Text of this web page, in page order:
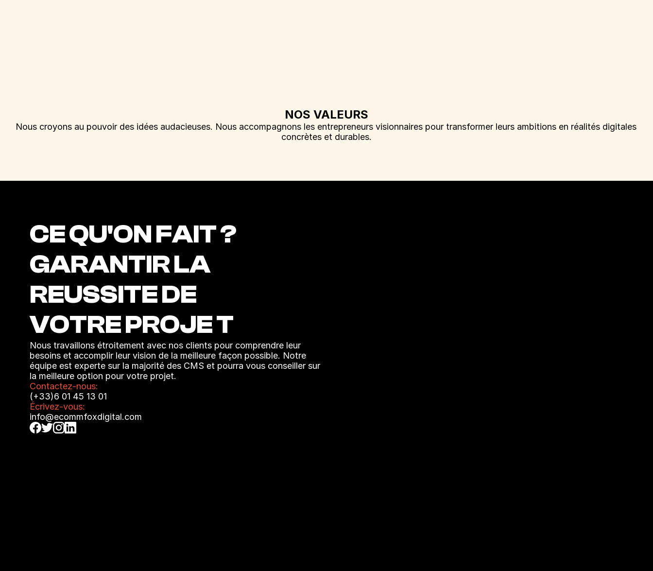
NOS VALEURS
Nous croyons au pouvoir des idées audacieuses. Nous accompagnons les entrepreneurs visionnaires pour transformer leurs ambitions en réalités digitales
concrètes et durables.
CE QU'ON FAIT ?
GARANTIR LA
REUSSITE DE
VOTRE PROJE T
Nous travaillons étroitement avec nos clients pour comprendre leur
besoins et accomplir leur vision de la meilleure façon possible. Notre
équipe est experte sur la majorité des CMS et pourra vous conseiller sur
la meilleure option pour votre projet.
Contactez-nous:
(+33)6 01 45 13 01
Écrivez-vous:
info@ecommfoxdigital.com